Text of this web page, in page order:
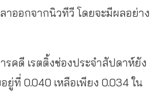
าออกจากนิวทีวี โดยจะมีผลอย่าง
รคดี เรตติ้งช่องประจำสัปดาห์ยัง
ที่ 0.040 เหลือเพียง 0.034 ใน